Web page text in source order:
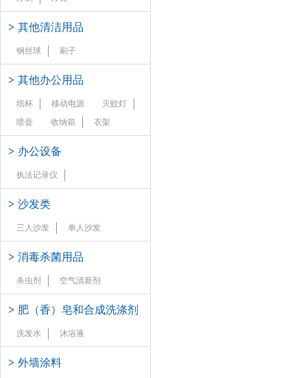
> 其他清洁用品
钢丝球 刷子
> 其他办公用品
纸杯 移动电源
灭蚊灯
喷壶
收纳箱 衣架
> 办公设备
执法记录仪
> 沙发类
三人沙发 单人沙发
> 消毒杀菌用品
杀虫剂 空气清新剂
> 肥（香）皂和合成洗涤剂
洗发水 沐浴液
> 外墙涂料